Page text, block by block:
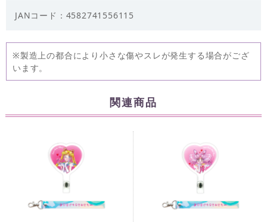
JANコード：4582741556115
※製造上の都合により小さな傷やスレが発生する場合がござ
います。
関連商品